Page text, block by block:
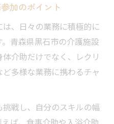
加のポイント
、日々の業務に積極的に
青森県黒石市の介護施設
介助だけでなく、レクリ
多様な業務に携わるチャ
戦し、自分のスキルの幅